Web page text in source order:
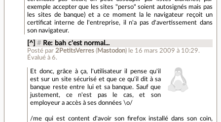
exemple accepter que les sites "perso" soient autosignés mais pas
les sites de banque) et a ce moment la le navigateur reçoit un
certificat interne de l'entreprise, il n'a pas d'avertissement dans
son navigateur.
[^] # Re: bah c'est normal...
Posté par 2PetitsVerres ( Mastodon) le 16 mars 2009 à 10:29.
Évalué à6.
Et donc, grâce à ça, l'utilisateur il pense qu'il
est sur un site sécurisé et que ce qu'il dit à sa
banque reste entre lui et sa banque. Sauf que
justement, ce n'est pas le cas, et son
employeur a accès à ses données \o/
/me qui est content d'avoir son firefox installé dans son coin,